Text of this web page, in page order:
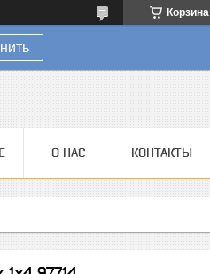
Корзина
О НАС КОНТАКТЫ